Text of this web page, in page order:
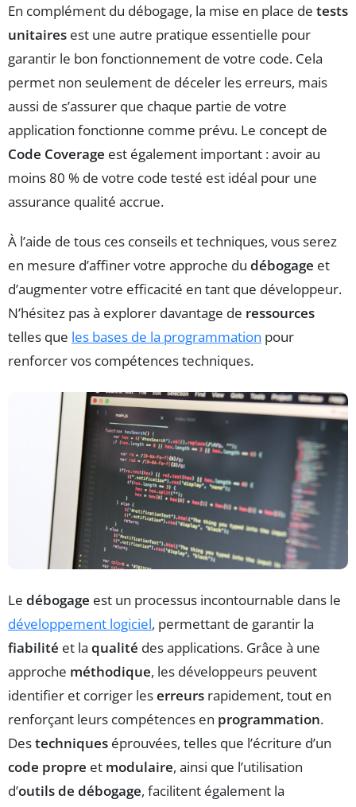
En complément du débogage, la mise en place de tests
unitaires est une autre pratique essentielle pour
garantir le bon fonctionnement de votre code. Cela
permet non seulement de déceler les erreurs, mais
aussi de s’assurer que chaque partie de votre
application fonctionne comme prévu. Le concept de
Code Coverage est également important : avoir au
moins 80 % de votre code testé est idéal pour une
assurance qualité accrue.
À l’aide de tous ces conseils et techniques, vous serez
en mesure d’affiner votre approche du débogage et
d’augmenter votre efficacité en tant que développeur.
N’hésitez pas à explorer davantage de ressources
telles que les bases de la programmation pour
renforcer vos compétences techniques.
Le débogage est un processus incontournable dans le
développement logiciel, permettant de garantir la
fiabilité et la qualité des applications. Grâce à une
approche méthodique, les développeurs peuvent
identifier et corriger leserreurs rapidement, tout en
renforçant leurs compétences en programmation.
Destechniques éprouvées, telles que l’écriture d’un
code propre et modulaire, ainsi que l’utilisation
d’outils de débogage, facilitent également la